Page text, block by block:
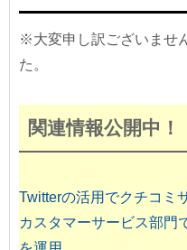
※大変申し訳ございませ
た。
関連情報公開中！
Twitterの活用でクチコミ
カスタマーサービス部門